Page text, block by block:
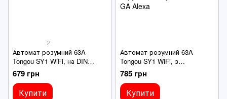
2
Автомат розумний 63A
Tongou SY1 WiFi, на DIN
рейку, керування Tuya
SmartLife GA Alexa
679 грн
Купити
Автомат розумний 63A
Tongou SY1 WiFi, з
лічильником, на DIN рейку,
керування Tuya SmartLife GA
Alexa
785 грн
Купити